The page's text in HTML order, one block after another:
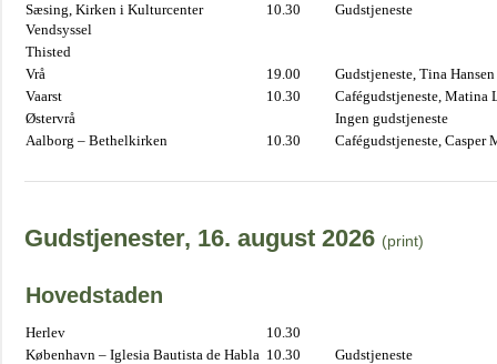
Sæsing, Kirken i Kulturcenter
Vendsyssel
10.30 Gudstjeneste
Thisted
Vrå
19.00
Gudstjeneste, Tina Hansen
Vaarst
10.30
Cafégudstjeneste, Matina
Østervrå
Ingen gudstjeneste
Aalborg – Bethelkirken
10.30 Cafégudstjeneste, Casper
Gudstjenester, 16. august 2026 (print)
Hovedstaden
Herlev
10.30
København – Iglesia Bautista de Habla 10.30 Gudstjeneste